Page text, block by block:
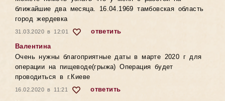
ближайшие два месяца. 16.04.1969 тамбовская область
город жердевка
31.03.2020 в 12:01
ответить
Валентина
Очень нужны благоприятные даты в марте 2020 г для
операции на пищеводе(грыжа) Операция будет
проводиться в г.Киеве
16.02.2020 в 11:21
ответить